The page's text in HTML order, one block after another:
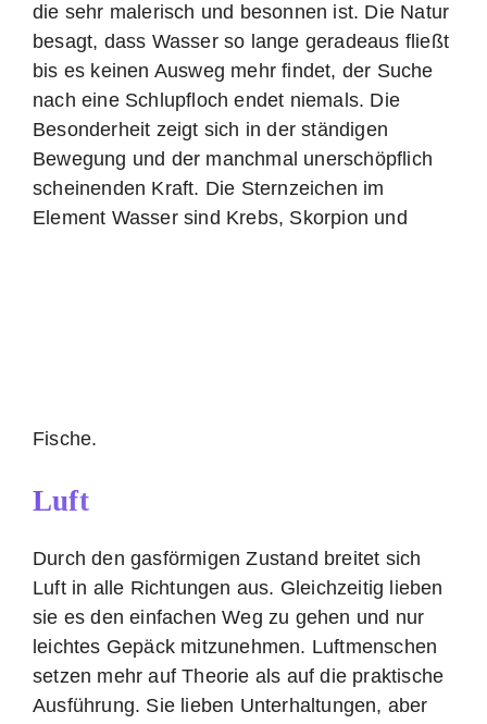
die sehr malerisch und besonnen ist. Die Natur
besagt, dass Wasser so lange geradeaus fließt
bis es keinen Ausweg mehr findet, der Suche
nach eine Schlupfloch endet niemals. Die
Besonderheit zeigt sich in der ständigen
Bewegung und der manchmal unerschöpflich
scheinenden Kraft. Die Sternzeichen im
Element Wasser sind Krebs, Skorpion und
Fische.
Luft
Durch den gasförmigen Zustand breitet sich
Luft in alle Richtungen aus. Gleichzeitig lieben
sie es den einfachen Weg zu gehen und nur
leichtes Gepäck mitzunehmen. Luftmenschen
setzen mehr auf Theorie als auf die praktische
Ausführung. Sie lieben Unterhaltungen, aber